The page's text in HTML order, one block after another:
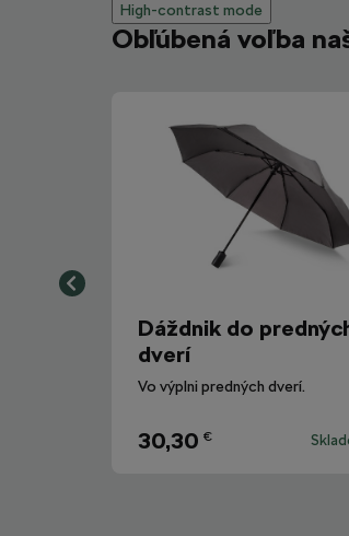
High-contrast mode
Obľúbená voľba
Dáždnik do
dverí
Vo výplni predných dverí.
30,30 €